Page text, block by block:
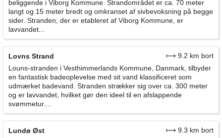
beliggende i Viborg Kommune. Strandområdet er ca. 70 meter
langt og 15 meter bredt og omkranset af sivbevoksning på begge
sider. Stranden, der er etableret af Viborg Kommune, er
lavvandet...
Lovns Strand
⟼ 9.2 km bort
Louns-stranden i Vesthimmerlands Kommune, Danmark, tilbyder
en fantastisk badeoplevelse med sit vand klassificeret som
udmærket badevand. Stranden strækker sig over ca. 300 meter
og er lavvandet, hvilket gør den ideel til en afslappende
svømmetur....
Lundø Øst
⟼ 9.3 km bort